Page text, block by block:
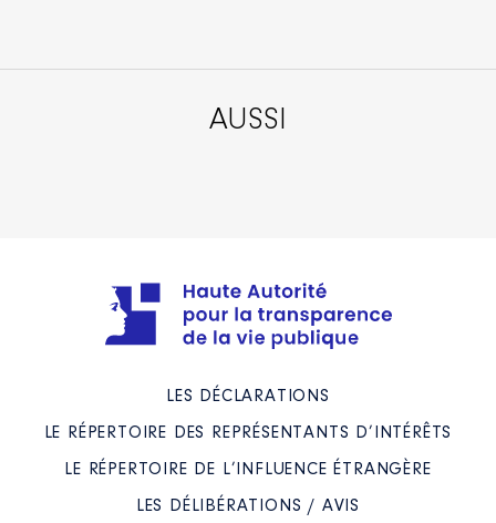
AUSSI
LES DÉCLARATIONS
LE RÉPERTOIRE DES REPRÉSENTANTS D’INTÉRÊTS
LE RÉPERTOIRE DE L’INFLUENCE ÉTRANGÈRE
LES DÉLIBÉRATIONS / AVIS